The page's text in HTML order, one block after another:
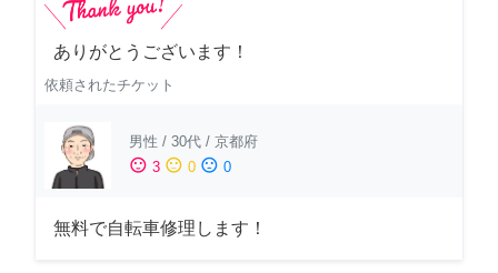
ありがとうございます！
依頼されたチケット
男性 / 30代 / 京都府
sentiment_satisfied 3 sentiment_neutral 0 sentiment_dissatisfied 0
無料で自転車修理します！